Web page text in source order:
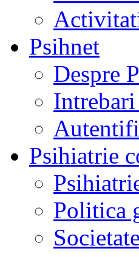
Psihnet
Despre
Psihiatrie
Politica